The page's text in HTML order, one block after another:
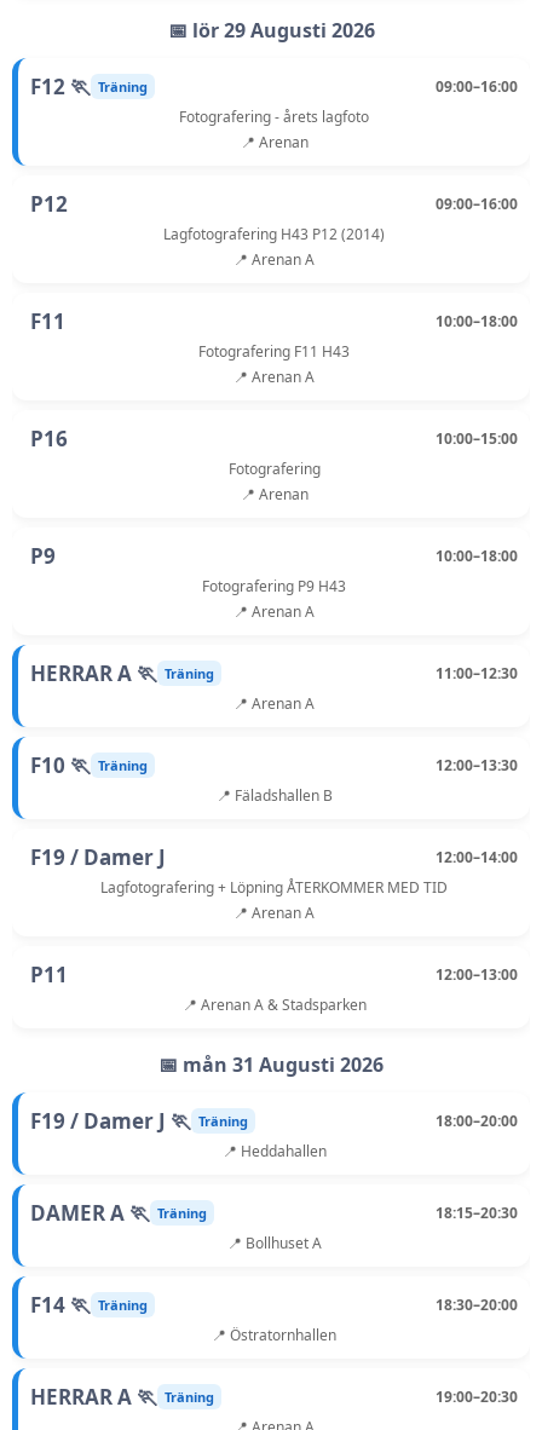
📅 lör 29 Augusti 2026
F12 🏃 Träning
09:00–16:00
Fotografering - årets lagfoto
📍 Arenan
P12
09:00–16:00
Lagfotografering H43 P12 (2014)
📍 Arenan A
F11
10:00–18:00
Fotografering F11 H43
📍 Arenan A
P16
10:00–15:00
Fotografering
📍 Arenan
P9
10:00–18:00
Fotografering P9 H43
📍 Arenan A
HERRAR A 🏃 Träning
11:00–12:30
📍 Arenan A
F10 🏃 Träning
12:00–13:30
📍 Fäladshallen B
F19 / Damer J
12:00–14:00
Lagfotografering + Löpning ÅTERKOMMER MED TID
📍 Arenan A
P11
12:00–13:00
📍 Arenan A & Stadsparken
📅 mån 31 Augusti 2026
F19 / Damer J 🏃 Träning
18:00–20:00
📍 Heddahallen
DAMER A 🏃 Träning
18:15–20:30
📍 Bollhuset A
F14 🏃 Träning
18:30–20:00
📍 Östratornhallen
HERRAR A 🏃 Träning
19:00–20:30